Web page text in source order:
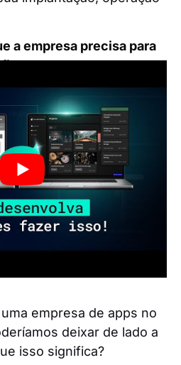
a empresa precisa para
como
materiais e o espaço
o
pagamento de
e clientes
investimento e capital
de financiamento que
antes de seguir
empresa de apps no
deixar de lado a
isso significa?